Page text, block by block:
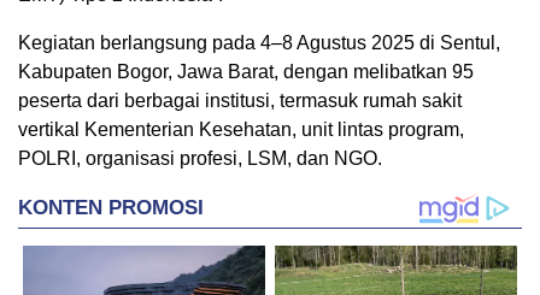
Kegiatan berlangsung pada 4–8 Agustus 2025 di Sentul,
Kabupaten Bogor, Jawa Barat, dengan melibatkan 95
peserta dari berbagai institusi, termasuk rumah sakit
vertikal Kementerian Kesehatan, unit lintas program,
POLRI, organisasi profesi, LSM, dan NGO.